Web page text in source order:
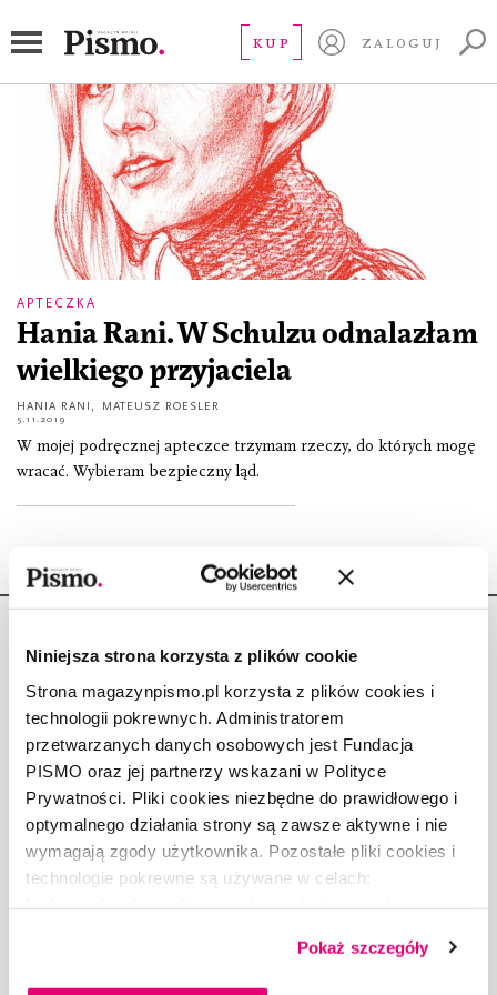
Niniejsza strona korzysta z plików cookie
Strona magazynpismo.pl korzysta z plików cookies i
technologii pokrewnych. Administratorem
przetwarzanych danych osobowych jest Fundacja
PISMO oraz jej partnerzy wskazani w Polityce
Prywatności. Pliki cookies niezbędne do prawidłowego i
optymalnego działania strony są zawsze aktywne i nie
wymagają zgody użytkownika. Pozostałe pliki cookies i
technologie pokrewne są używane w celach:
dobrowolną zgodę na pliki cookies i technologie
pokrewne, zgadzasz się na przechowywanie informacji
Pokaż szczegóły
KUP ZALOGUJ
APTECZKA
Hania Rani. W Schulzu odnalazłam
wielkiego przyjaciela
HANIA RANI MATEUSZ ROESLER
5.11.2019
W mojej podręcznej apteczce trzymam rzeczy, do których mogę
wracać. Wybieram bezpieczny ląd.
Copyright © Fundacja Pismo
O „PIŚMIE”
ABOUT PISMO